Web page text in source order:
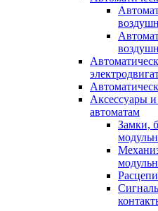
Аксессуары
автоматам
Замки,